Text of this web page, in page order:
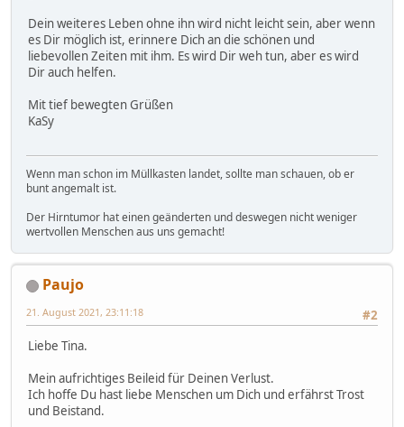
Dein weiteres Leben ohne ihn wird nicht leicht sein, aber wenn
es Dir möglich ist, erinnere Dich an die schönen und
liebevollen Zeiten mit ihm. Es wird Dir weh tun, aber es wird
Dir auch helfen.
Mit tief bewegten Grüßen
KaSy
Wenn man schon im Müllkasten landet, sollte man schauen, ob er
bunt angemalt ist.
Der Hirntumor hat einen geänderten und deswegen nicht weniger
wertvollen Menschen aus uns gemacht!
Paujo
#2
21. August 2021, 23:11:18
Liebe Tina.
Mein aufrichtiges Beileid für Deinen Verlust.
Ich hoffe Du hast liebe Menschen um Dich und erfährst Trost
und Beistand.